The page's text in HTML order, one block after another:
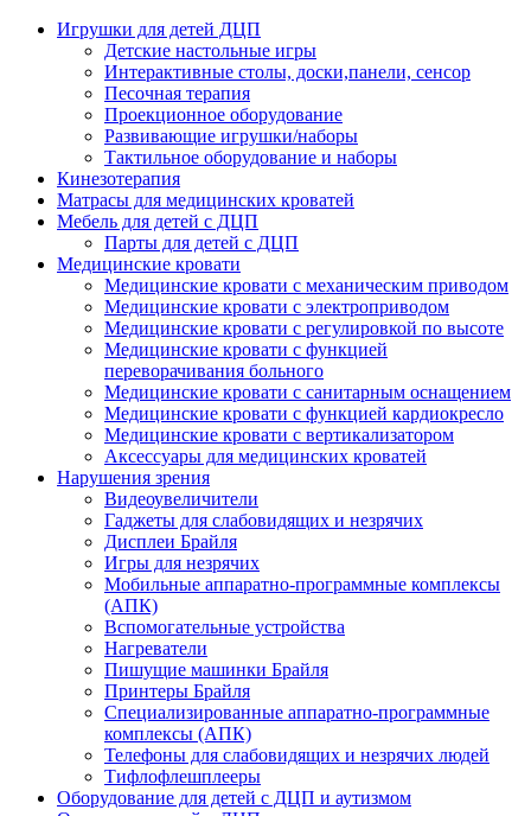
Игрушки для детей ДЦП
Детские настольные игры
Интерактивные столы, доски,панели, сенсор
Песочная терапия
Проекционное оборудование
Развивающие игрушки/наборы
Тактильное оборудование и наборы
Кинезотерапия
Матрасы для медицинских кроватей
Мебель для детей с ДЦП
Парты для детей с ДЦП
Медицинские кровати
Медицинские кровати с механическим приводом
Медицинские кровати с электроприводом
Медицинские кровати с регулировкой по высоте
Медицинские кровати с функцией
переворачивания больного
Медицинские кровати с санитарным оснащением
Медицинские кровати с функцией кардиокресло
Медицинские кровати с вертикализатором
Аксессуары для медицинских кроватей
Нарушения зрения
Видеоувеличители
Гаджеты для слабовидящих и незрячих
Дисплеи Брайля
Игры для незрячих
Мобильные аппаратно-программные комплексы
(АПК)
Вспомогательные устройства
Нагреватели
Пишущие машинки Брайля
Принтеры Брайля
Специализированные аппаратно-программные
комплексы (АПК)
Телефоны для слабовидящих и незрячих людей
Тифлофлешплееры
Оборудование для детей с ДЦП и аутизмом